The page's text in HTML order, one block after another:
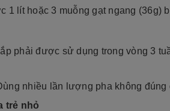
lít hoặc 3 muỗng gạt ngang
phải được sử dụng trong vòng 3
nhiều lần lượng pha không
trẻ nhỏ